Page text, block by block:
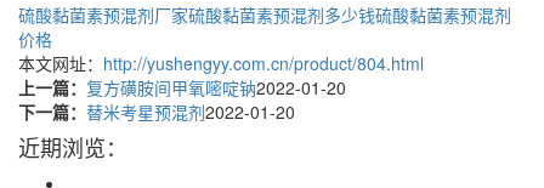
硫酸黏菌素预混剂厂家硫酸黏菌素预混剂多少钱硫酸黏菌素预混剂
价格
本文网址： http://yushengyy.com.cn/product/804.html
上一篇： 复方磺胺间甲氧嘧啶钠2022-01-20
下一篇： 替米考星预混剂2022-01-20
近期浏览：